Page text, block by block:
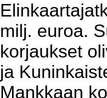
milj. euroa.
korjaukset
ja
Mankkaan